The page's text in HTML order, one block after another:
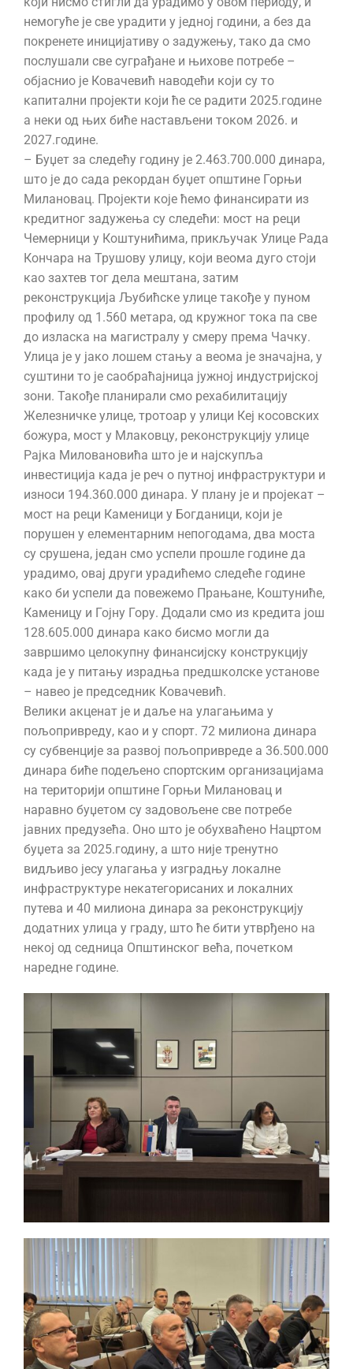
немогуће је све урадити у једној години, а без да
покренете иницијативу о задужењу, тако да смо
послушали све суграђане и њихове потребе –
објаснио је Ковачевић наводећи који су то
капитални пројекти који ће се радити 2025.године
а неки од њих биће настављени током 2026. и
2027.године.
– Буџет за следећу годину је 2.463.700.000 динара,
што је до сада рекордан буџет општине Горњи
Милановац. Пројекти које ћемо финансирати из
кредитног задужења су следећи: мост на реци
Чемерници у Коштунићима, прикључак Улице Рада
Кончара на Трушову улицу, који веома дуго стоји
као захтев тог дела мештана, затим
реконструкција Љубићске улице такође у пуном
профилу од 1.560 метара, од кружног тока па све
до изласка на магистралу у смеру према Чачку.
Улица је у јако лошем стању а веома је значајна, у
суштини то је саобраћајница јужној индустријској
зони. Такође планирали смо рехабилитацију
Железничке улице, тротоар у улици Кеј косовских
божура, мост у Млаковцу, реконструкцију улице
Рајка Миловановића што је и најскупља
инвестиција када је реч о путној инфраструктури и
износи 194.360.000 динара. У плану је и пројекат –
мост на реци Каменици у Богданици, који је
порушен у елементарним непогодама, два моста
су срушена, један смо успели прошле године да
урадимо, овај други урадићемо следеће године
како би успели да повежемо Прањане, Коштуниће,
Каменицу и Гојну Гору. Додали смо из кредита још
128.605.000 динара како бисмо могли да
завршимо целокупну финансијску конструкцију
када је у питању израдња предшколске установе
– навео је председник Ковачевић.
Велики акценат је и даље на улагањима у
пољопривреду, као и у спорт. 72 милиона динара
су субвенције за развој пољопривреде а 36.500.000
динара биће подељено спортским организацијама
на територији општине Горњи Милановац и
наравно буџетом су задовољене све потребе
јавних предузећа. Оно што је обухваћено Нацртом
буџета за 2025.годину, а што није тренутно
видљиво јесу улагања у изградњу локалне
инфраструктуре некатегорисаних и локалних
путева и 40 милиона динара за реконструкцију
додатних улица у граду, што ће бити утврђено на
некој од седница Општинског већа, почетком
наредне године.